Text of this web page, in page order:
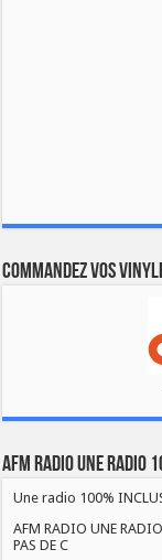
Commandez vos
AFM RADIO UNE RADIO
Une radio 100%
AFM RADIO UNE
PAS DE C